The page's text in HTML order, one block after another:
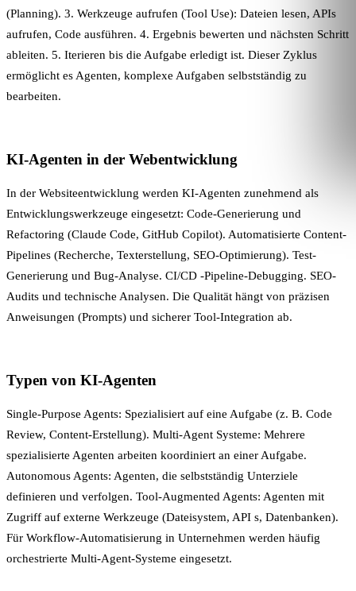
(Planning). 3. Werkzeuge aufrufen (Tool Use): Dateien lesen, APIs
aufrufen, Code ausführen. 4. Ergebnis bewerten und nächsten Schritt
ableiten. 5. Iterieren bis die Aufgabe erledigt ist. Dieser Zyklus
ermöglicht es Agenten, komplexe Aufgaben selbstständig zu
bearbeiten.
KI-Agenten in der Webentwicklung
In der Websiteentwicklung werden KI-Agenten zunehmend als
Entwicklungswerkzeuge eingesetzt: Code-Generierung und
Refactoring (Claude Code, GitHub Copilot). Automatisierte Content-
Pipelines (Recherche, Texterstellung, SEO-Optimierung). Test-
Generierung und Bug-Analyse. CI/CD -Pipeline-Debugging. SEO-
Audits und technische Analysen. Die Qualität hängt von präzisen
Anweisungen (Prompts) und sicherer Tool-Integration ab.
Typen von KI-Agenten
Single-Purpose Agents: Spezialisiert auf eine Aufgabe (z. B. Code
Review, Content-Erstellung). Multi-Agent Systeme: Mehrere
spezialisierte Agenten arbeiten koordiniert an einer Aufgabe.
Autonomous Agents: Agenten, die selbstständig Unterziele
definieren und verfolgen. Tool-Augmented Agents: Agenten mit
Zugriff auf externe Werkzeuge (Dateisystem, API s, Datenbanken).
Für Workflow-Automatisierung in Unternehmen werden häufig
orchestrierte Multi-Agent-Systeme eingesetzt.